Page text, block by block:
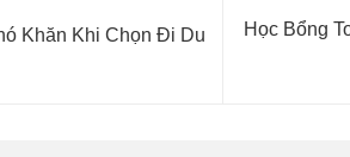
Khăn Khi Chọn Đi Du
Học Bổng